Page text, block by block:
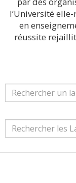
l’Université
en
réussite